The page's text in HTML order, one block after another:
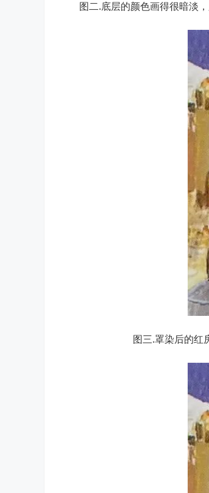
图二.底层的颜色画得很暗淡
图三.罩染后的红